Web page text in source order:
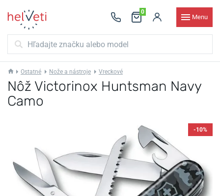
0
Menu
Ostatné Nože a nástroje Vreckové
Nôž Victorinox Huntsman Navy
Camo
-10%